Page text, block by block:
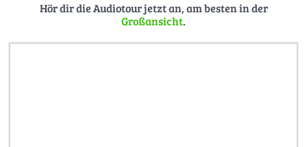
Hör dir die Audiotour jetzt an, am besten in der
Großansicht.